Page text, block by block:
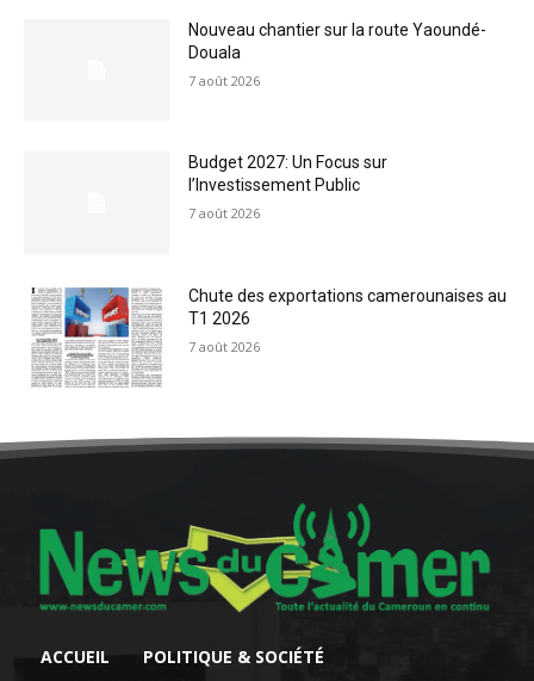
Nouveau chantier sur la route Yaoundé-
Douala
7 août 2026
Budget 2027: Un Focus sur
l’Investissement Public
7 août 2026
Chute des exportations camerounaises au
T1 2026
7 août 2026
ACCUEIL POLITIQUE & SOCIÉTÉ